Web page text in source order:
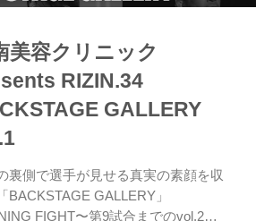
美容クリニック
RIZIN.34
GALLERY
裏側で選手が見せる真実の素顔を収
BACKSTAGE GALLERY」
FIGHT〜第9試合までのvol.2は